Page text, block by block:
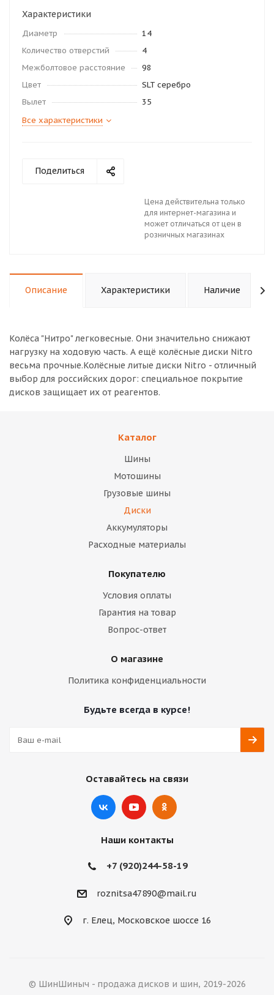
Характеристики
Диаметр
14
Количество отверстий
4
Межболтовое расстояние
98
Цвет
SLT серебро
Вылет
35
Все характеристики
Поделиться
Цена действительна только
для интернет-магазина и
может отличаться от цен в
розничных магазинах
Описание Характеристики Наличие
Колёса "Нитро" легковесные. Они значительно снижают
нагрузку на ходовую часть. А ещё колёсные диски Nitro
весьма прочные.Колёсные литые диски Nitro - отличный
выбор для российских дорог: специальное покрытие
дисков защищает их от реагентов.
Каталог
Шины
Мотошины
Грузовые шины
Диски
Аккумуляторы
Расходные материалы
Покупателю
Условия оплаты
Гарантия на товар
Вопрос-ответ
О магазине
Политика конфиденциальности
Будьте всегда в курсе!
Оставайтесь на связи
Наши контакты
+7 (920)244-58-19
roznitsa47890@mail.ru
г. Елец, Московское шоссе 16
© ШинШиныч - продажа дисков и шин, 2019-2026